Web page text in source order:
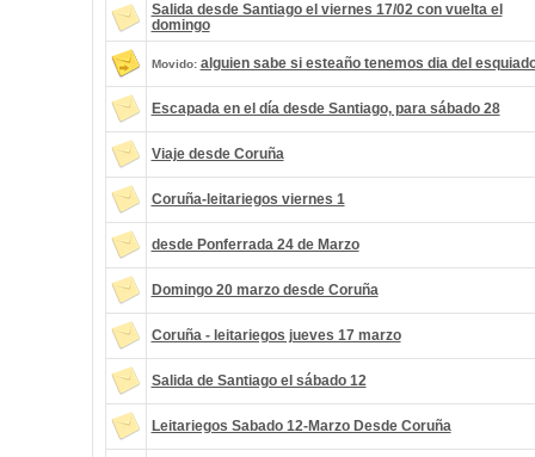
Salida desde Santiago el viernes 17/02 con vuelta el
domingo
Movido: alguien sabe si esteaño tenemos dia del
Escapada en el día desde Santiago, para sábado 28
Viaje desde Coruña
Coruña-leitariegos viernes 1
desde Ponferrada 24 de Marzo
Domingo 20 marzo desde Coruña
Coruña - leitariegos jueves 17 marzo
Salida de Santiago el sábado 12
Leitariegos Sabado 12-Marzo Desde Coruña